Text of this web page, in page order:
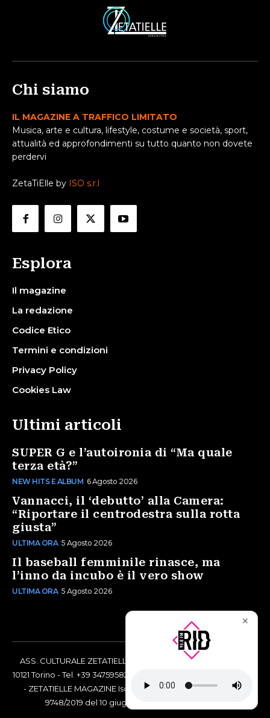
Chi siamo
IL MAGAZINE A TRAFFICO LIMITATO
Musica, arte e cultura, lifestyle, costume e società, sport,
attualità ed approfondimenti su tutto quanto non dovete
perdervi
ZetaTiElle by ISO s.r.l
Esplora
Il magazine
La redazione
Codice Etico
Termini e condizioni
Privacy Policy
Cookies Law
Ultimi articoli
SUPER G e l’autoironia di “Ma quale
terza età?”
NEW HITS E ALBUM 6 Agosto 2026
Vannacci, il ‘debutto’ alla Camera:
“Riportare il centrodestra sulla rotta
giusta”
ULTIMA ORA 5 Agosto 2026
Il baseball femminile rinasce, ma
l’inno da incubo è il vero show
ULTIMA ORA 5 Agosto 2026
ASS. CULTURALE ZETATIELLE OFF via Vittorio Amedeo II, 21 -
10121 Torino - Tel. +39 3475958238 - Codice Fiscale 97883690014
- ZETATIELLE MAGAZINE Iscrizione al Tribunale di Torino n°
9748/2019 del 10 giugno 2019 - RG n. 16073/2019
✕